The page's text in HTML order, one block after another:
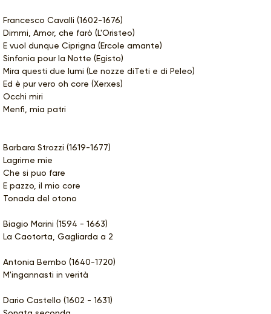
Francesco Cavalli (1602-1676)
Dimmi, Amor, che farò (L'Oristeo)
E vuol dunque Ciprigna (Ercole amante)
Sinfonia pour la Notte (Egisto)
Mira questi due lumi (Le nozze diTeti e di Peleo)
Ed è pur vero oh core (Xerxes)
Occhi miri
Menfi, mia patri
Barbara Strozzi (1619-1677)
Lagrime mie
Che si puo fare
E pazzo, il mio core
Tonada del otono
Biagio Marini (1594 - 1663)
La Caotorta, Gagliarda a 2
Antonia Bembo (1640-1720)
M'ingannasti in verità
Dario Castello (1602 - 1631)